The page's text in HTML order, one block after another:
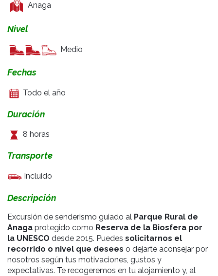
Anaga
Nivel
Medio
Fechas
Todo el año
Duración
8 horas
Transporte
Incluido
Descripción
Excursión de senderismo guiado al Parque Rural de
Anaga protegido como Reserva de la Biosfera por
la UNESCO desde 2015. Puedes solicitarnos el
recorrido o nivel que desees o dejarte aconsejar por
nosotros según tus motivaciones, gustos y
expectativas. Te recogeremos en tu alojamiento y, al